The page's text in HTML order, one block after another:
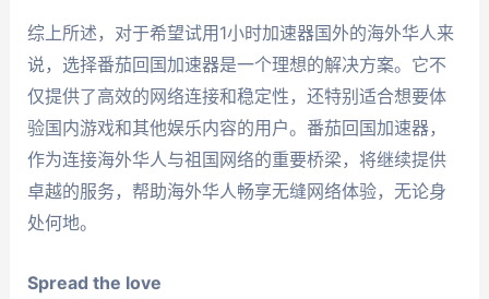
综上所述，对于希望试用1小时加速器国外的海外华人来
说，选择番茄回国加速器是一个理想的解决方案。它不
仅提供了高效的网络连接和稳定性，还特别适合想要体
验国内游戏和其他娱乐内容的用户。番茄回国加速器，
作为连接海外华人与祖国网络的重要桥梁，将继续提供
卓越的服务，帮助海外华人畅享无缝网络体验，无论身
处何地。
Spread the love